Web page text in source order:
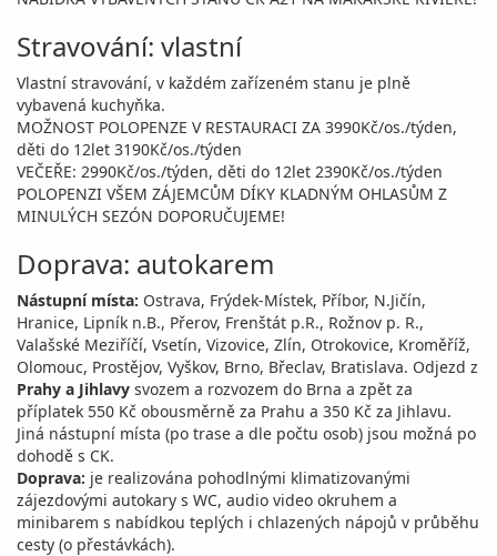
Stravování: vlastní
Vlastní stravování, v každém zařízeném stanu je plně
vybavená kuchyňka.
MOŽNOST POLOPENZE V RESTAURACI ZA 3990Kč/os./týden,
děti do 12let 3190Kč/os./týden
VEČEŘE: 2990Kč/os./týden, děti do 12let 2390Kč/os./týden
POLOPENZI VŠEM ZÁJEMCŮM DÍKY KLADNÝM OHLASŮM Z
MINULÝCH SEZÓN DOPORUČUJEME!
Doprava: autokarem
Nástupní místa: Ostrava, Frýdek-Místek, Příbor, N.Jičín,
Hranice, Lipník n.B., Přerov, Frenštát p.R., Rožnov p. R.,
Valašské Meziříčí, Vsetín, Vizovice, Zlín, Otrokovice, Kroměříž,
Olomouc, Prostějov, Vyškov, Brno, Břeclav, Bratislava. Odjezd z
Prahy a Jihlavy svozem a rozvozem do Brna a zpět za
příplatek 550 Kč obousměrně za Prahu a 350 Kč za Jihlavu.
Jiná nástupní místa (po trase a dle počtu osob) jsou možná po
dohodě s CK.
Doprava: je realizována pohodlnými klimatizovanými
zájezdovými autokary s WC, audio video okruhem a
minibarem s nabídkou teplých i chlazených nápojů v průběhu
cesty (o přestávkách).